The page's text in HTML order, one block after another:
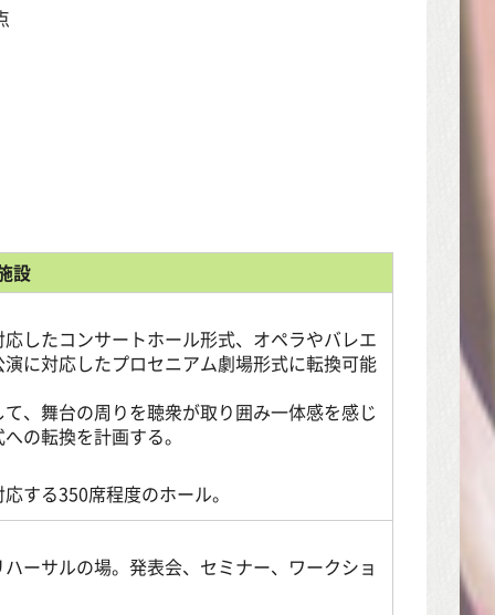
設
したコンサートホール形式、オペラやバレエ
に対応したプロセニアム劇場形式に転換可能
、舞台の周りを聴衆が取り囲み一体感を感じ
の転換を計画する。
する350席程度のホール。
ーサルの場。発表会、セミナー、ワークショ